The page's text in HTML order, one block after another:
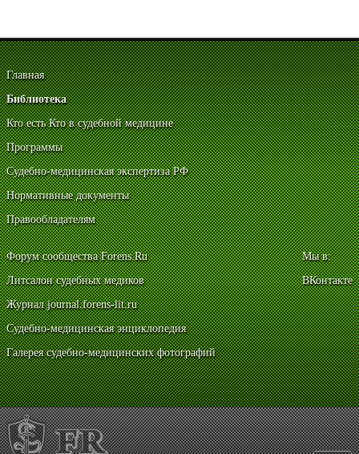
Главная
Библиотека
Кто есть Кто в судебной медицине
Программы
Судебно-медицинская экспертиза РФ
Нормативные документы
Правообладателям
Форум сообщества Forens.Ru
Литсалон судебных медиков
Журнал journal.forens-lit.ru
Судебно-медицинская энциклопедия
Галерея судебно-медицинских фотографий
Мы в:
ВКонтакте